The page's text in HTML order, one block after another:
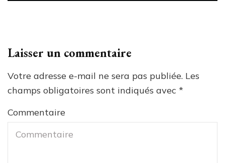
Laisser un commentaire
Votre adresse e-mail ne sera pas publiée. Les
champs obligatoires sont indiqués avec *
Commentaire